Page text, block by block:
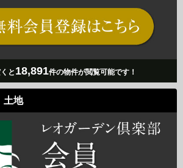
と 18,891件の物件が閲覧可能です！
土地